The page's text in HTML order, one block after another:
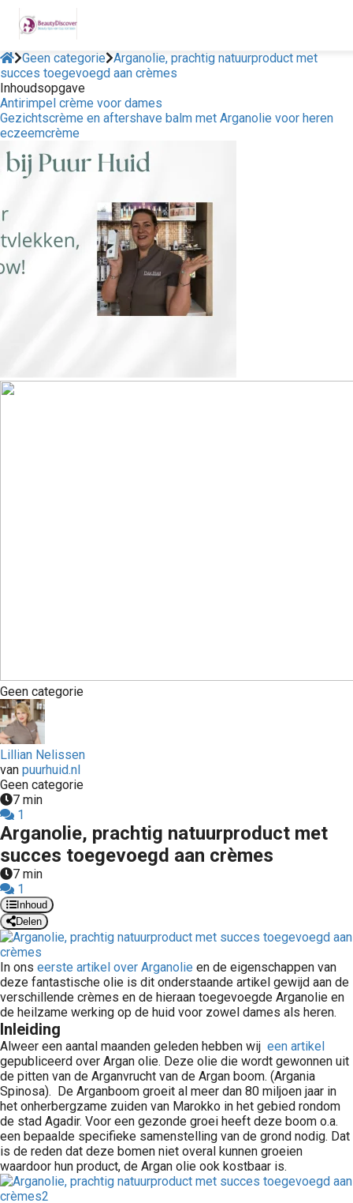
Geen categorie Arganolie, prachtig natuurproduct met
succes toegevoegd aan crèmes
Inhoudsopgave
Antirimpel crème voor dames
Gezichtscrème en aftershave balm met Arganolie voor heren
eczeemcrème
Geen categorie
Lillian Nelissen
van puurhuid.nl
Geen categorie
7 min
1
Arganolie, prachtig natuurproduct met
succes toegevoegd aan crèmes
7 min
1
Inhoud
Delen
In ons eerste artikel over Arganolie en de eigenschappen van
deze fantastische olie is dit onderstaande artikel gewijd aan de
verschillende crèmes en de hieraan toegevoegde Arganolie en
de heilzame werking op de huid voor zowel dames als heren.
Inleiding
Alweer een aantal maanden geleden hebben wij een artikel
gepubliceerd over Argan olie. Deze olie die wordt gewonnen uit
de pitten van de Arganvrucht van de Argan boom. (Argania
Spinosa). De Arganboom groeit al meer dan 80 miljoen jaar in
het onherbergzame zuiden van Marokko in het gebied rondom
de stad Agadir. Voor een gezonde groei heeft deze boom o.a.
een bepaalde specifieke samenstelling van de grond nodig. Dat
is de reden dat deze bomen niet overal kunnen groeien
waardoor hun product, de Argan olie ook kostbaar is.